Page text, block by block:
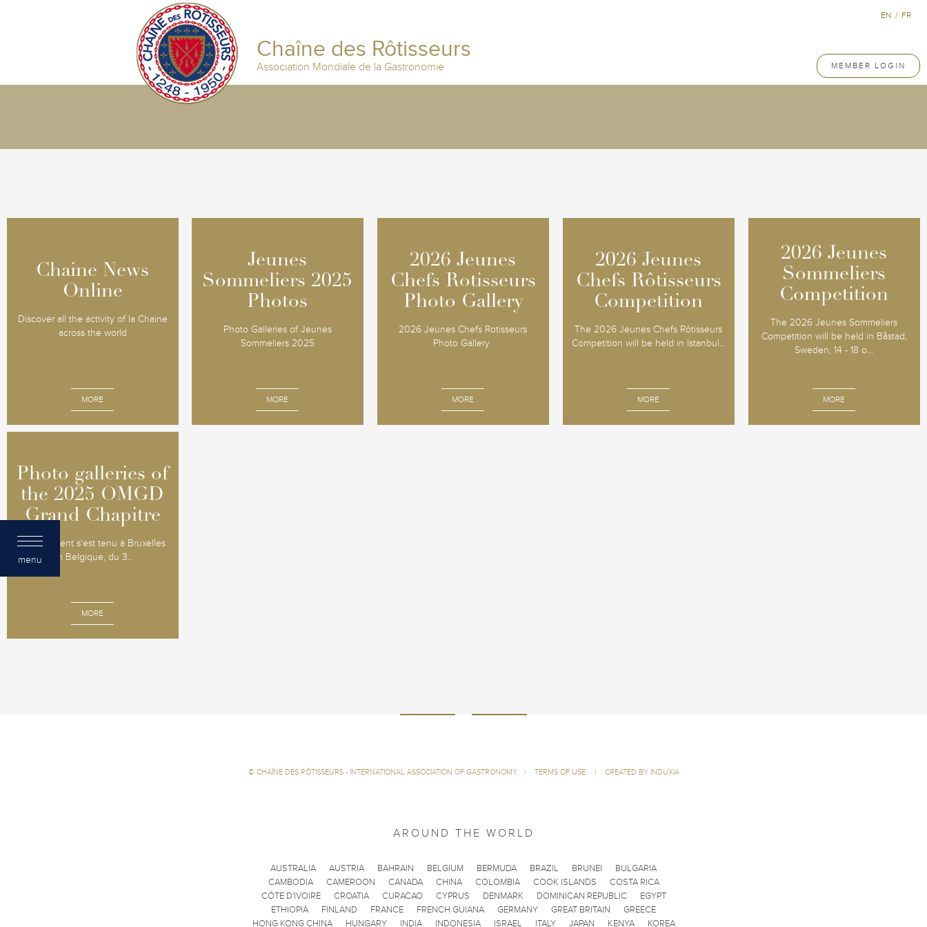
menu
Chaîne des Rôtisseurs
Association Mondiale de la Gastronomie MEMBER LOGIN
EN / FR
Chaine News
Online
Discover all the activity of la Chaine
across the world
MORE
Chaine News
Online
Jeunes
Sommeliers 2025
Photos
Photo Galleries of Jeunes
Sommeliers 2025
MORE
Jeunes
Sommeliers 2025
Photos
2026 Jeunes
Chefs Rotisseurs
Photo Gallery
2026 Jeunes Chefs Rotisseurs
Photo Gallery
MORE
2026 Jeunes
Chefs Rotisseurs
Photo Gallery
2026 Jeunes
Chefs Rôtisseurs
Competition
The 2026 Jeunes Chefs Rôtisseurs
Competition will be held in Istanbul...
MORE
2026 Jeunes
Chefs Rôtisseurs
Competition
2026 Jeunes
Sommeliers
Competition
The 2026 Jeunes Sommeliers
Competition will be held in Båstad,
Sweden, 14 - 18 o...
MORE
2026 Jeunes
Sommeliers
Competition
Photo galleries of
the 2025 OMGD
Grand Chapitre
L'événement s'est tenu à Bruxelles
en Belgique, du 3...
MORE
Photo galleries of
the 2025 OMGD
Grand Chapitre
© CHAÎNE DES RÔTISSEURS - INTERNATIONAL ASSOCIATION OF GASTRONOMY | TERMS OF USE | CREATED BY INDUXIA
AROUND THE WORLD
AUSTRALIA AUSTRIA BAHRAIN BELGIUM BERMUDA BRAZIL BRUNEI
BULGARIA
CAMBODIA
CAMEROON CANADA CHINA COLOMBIA COOK ISLANDS
COSTA RICA
CÔTE D'IVOIRE
CROATIA CURACAO CYPRUS DENMARK DOMINICAN REPUBLIC
EGYPT
ETHIOPIA
FINLAND FRANCE FRENCH GUIANA GERMANY GREAT BRITAIN
GREECE
HONG KONG CHINA
HUNGARY INDIA INDONESIA ISRAEL ITALY JAPAN KENYA KOREA